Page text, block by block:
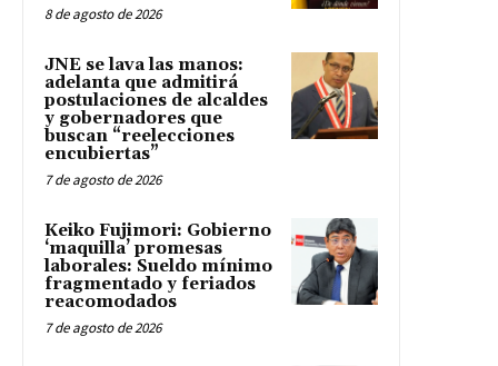
8 de agosto de 2026
JNE se lava las manos:
adelanta que admitirá
postulaciones de alcaldes
y gobernadores que
buscan “reelecciones
encubiertas”
7 de agosto de 2026
Keiko Fujimori: Gobierno
‘maquilla’ promesas
laborales: Sueldo mínimo
fragmentado y feriados
reacomodados
7 de agosto de 2026